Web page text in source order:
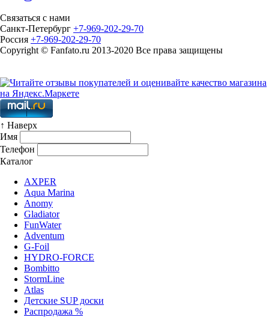
Связаться с нами
Санкт-Петербург +7-969-202-29-70
Россия +7-969-202-29-70
Copyright © Fanfato.ru 2013-2020 Все права защищены
↑ Наверх
Имя
Телефон
Каталог
AXPER
Aqua Marina
Anomy
Gladiator
FunWater
Adventum
G-Foil
HYDRO-FORCE
Bombitto
StormLine
Atlas
Детские SUP доски
Распродажа %